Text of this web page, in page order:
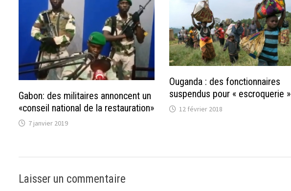
Gabon: des militaires annoncent un
«conseil national de la restauration»
7 janvier 2019
Ouganda : des fonctionnaires
suspendus pour « escroquerie »
12 février 2018
Laisser un commentaire